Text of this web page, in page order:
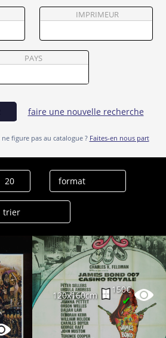
IMPRIMEUR
PAYS
faire une nouvelle recherche
ne figure pas au catalogue ? Faites-en nous part
120x160cm
150€
✔